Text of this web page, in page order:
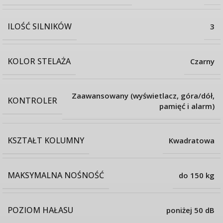
Pracuj na stojąco lub siedząco dzięki
Ze stelażem elektrycznym Twoje miejsce pracy stanie się
się uciążliwe, zmień pozycję siedzącą na stojącą, a biurko zrobi
to razem z Tobą.
Reguluj wysokość w zakresie 580 – 1230
Zaawansowany kontroler z
ILOŚĆ SILNIKÓW 3
KOLOR STELAŻA Czarny
KONTROLER
Zaawansowany (wyświetlacz, góra/dół,
pamięć i alarm)
KSZTAŁT KOLUMNY Kwadratowa
MAKSYMALNA NOŚNOŚĆ do 150 kg
POZIOM HAŁASU poniżej 50 dB